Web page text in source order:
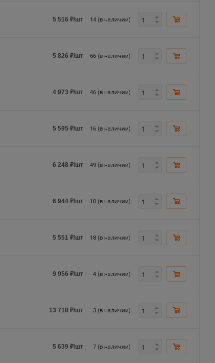
5 516 ₽/шт 14 (в наличии)
5 826 ₽/шт 66 (в наличии)
4 973 ₽/шт 46 (в наличии)
5 595 ₽/шт 16 (в наличии)
6 248 ₽/шт 49 (в наличии)
6 944 ₽/шт 10 (в наличии)
5 551 ₽/шт 18 (в наличии)
9 956 ₽/шт 4 (в наличии)
13 718 ₽/шт 3 (в наличии)
5 639 ₽/шт 7 (в наличии)